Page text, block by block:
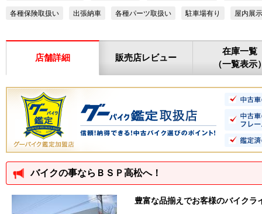
各種保険取扱い 出張納車 各種パーツ取扱い 駐車場有り 屋内展示
店舗詳細 販売店レビュー
在庫一覧
（一覧表示
バイクの事ならＢＳＰ高松へ！
豊富な品揃えでお客様のバイクラ